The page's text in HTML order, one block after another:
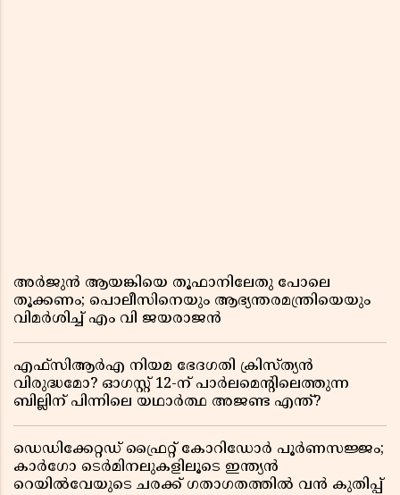
അർജുൻ ആയങ്കിയെ തൂഫാനിലേതു പോലെ
തൂക്കണം; പൊലീസിനെയും ആഭ്യന്തരമന്ത്രിയെയും
വിമർശിച്ച് എം വി ജയരാജൻ
എഫ്സിആർഎ നിയമ ഭേദഗതി ക്രിസ്ത്യൻ
വിരുദ്ധമോ? ഓഗസ്റ്റ് 12-ന് പാർലമെന്റിലെത്തുന്ന
ബില്ലിന് പിന്നിലെ യഥാർത്ഥ അജണ്ട എന്ത്?
ഡെഡിക്കേറ്റഡ് ഫ്രൈറ്റ് കോറിഡോർ പൂർണസജ്ജം;
കാർഗോ ടെർമിനലുകളിലൂടെ ഇന്ത്യൻ
റെയിൽവേയുടെ ചരക്ക് ഗതാഗതത്തിൽ വൻ കുതിപ്പ്